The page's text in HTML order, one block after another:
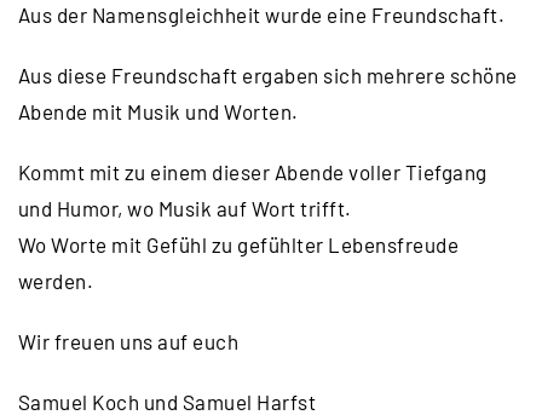
&
Samuel
Menge
Aus der Namensgleichheit wurde eine Freundschaft.
Aus diese Freundschaft ergaben sich mehrere schöne
Abende mit Musik und Worten.
Kommt mit zu einem dieser Abende voller Tiefgang
und Humor, wo Musik auf Wort trifft.
Wo Worte mit Gefühl zu gefühlter Lebensfreude
werden.
Wir freuen uns auf euch
Samuel Koch und Samuel Harfst